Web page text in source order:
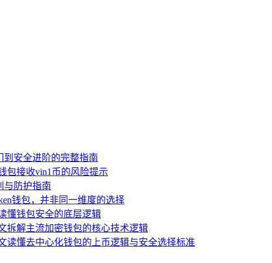
到安全进阶的完整指南
包接收vin1币的风险提示
与防护指南
钱包，并非同一维度的选择
懂钱包安全的底层逻辑
拆解主流加密钱包的核心技术逻辑
读懂去中心化钱包的上币逻辑与安全选择标准